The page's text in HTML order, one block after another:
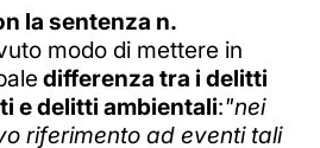
la sentenza n.
modo di mettere in
differenza tra i delitti
e delitti ambientali:"nei
riferimento ad eventi tali